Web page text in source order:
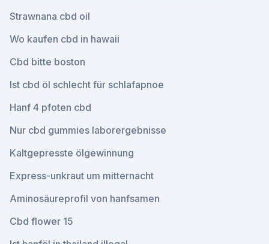
Strawnana cbd oil
Wo kaufen cbd in hawaii
Cbd bitte boston
Ist cbd öl schlecht für schlafapnoe
Hanf 4 pfoten cbd
Nur cbd gummies laborergebnisse
Kaltgepresste ölgewinnung
Express-unkraut um mitternacht
Aminosäureprofil von hanfsamen
Cbd flower 15